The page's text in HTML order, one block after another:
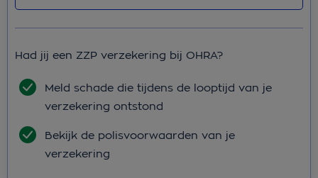
Had jij een ZZP verzekering bij OHRA?
Meld schade die tijdens de looptijd van je
verzekering ontstond
Bekijk de polisvoorwaarden van je
verzekering